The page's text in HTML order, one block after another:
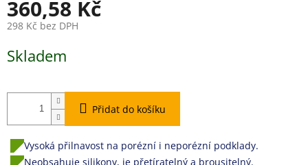
360,58 Kč
298 Kč bez DPH
cena:
Skladem
Přidat do košíku
Vysoká přilnavost na porézní i neporézní podklady.
Neobsahuje silikony, je přetíratelný a brousitelný.